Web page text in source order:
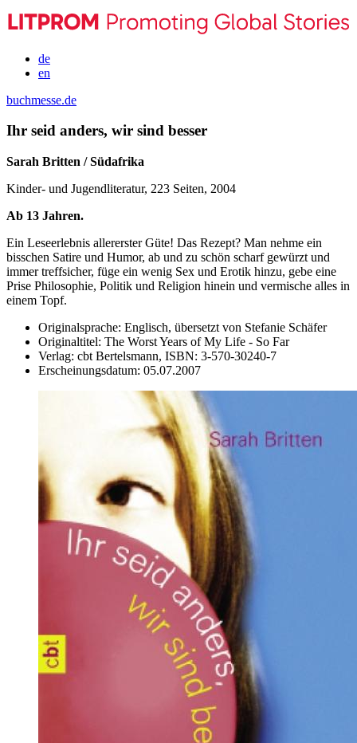
de
en
buchmesse.de
Ihr seid anders, wir sind besser
Sarah Britten / Südafrika
Kinder- und Jugendliteratur, 223 Seiten, 2004
Ab 13 Jahren.
Ein Leseerlebnis allererster Güte! Das Rezept? Man nehme ein
bisschen Satire und Humor, ab und zu schön scharf gewürzt und
immer treffsicher, füge ein wenig Sex und Erotik hinzu, gebe eine
Prise Philosophie, Politik und Religion hinein und vermische alles in
einem Topf.
Originalsprache: Englisch, übersetzt von Stefanie Schäfer
Originaltitel: The Worst Years of My Life - So Far
Verlag: cbt Bertelsmann, ISBN: 3-570-30240-7
Erscheinungsdatum: 05.07.2007